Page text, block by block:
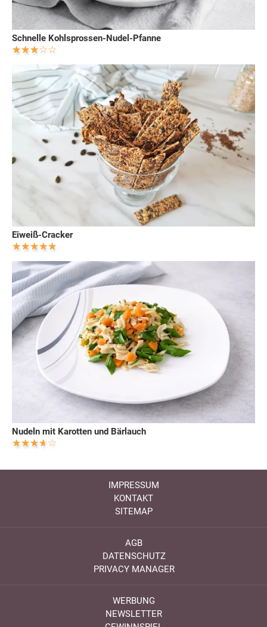
Schnelle Kohlsprossen-Nudel-Pfanne
Eiweiß-Cracker
Nudeln mit Karotten und Bärlauch
IMPRESSUM
KONTAKT
SITEMAP
AGB
DATENSCHUTZ
PRIVACY MANAGER
WERBUNG
NEWSLETTER